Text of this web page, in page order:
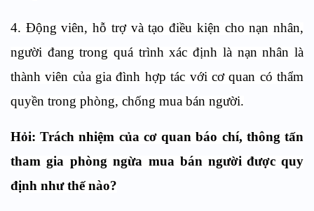
4. Động viên, hỗ trợ và tạo điều kiện cho nạn nhân,
người đang trong quá trình xác định là nạn nhân là
thành viên của gia đình hợp tác với cơ quan có thẩm
quyền trong phòng, chống mua bán người.
Hỏi:Trách nhiệm của cơ quan báo chí, thông tấn
tham gia phòng ngừa mua bán người được quy
định như thế nào?